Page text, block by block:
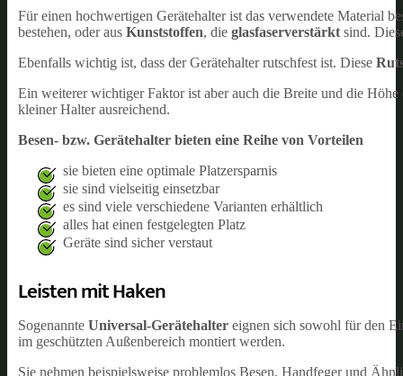
Für einen hochwertigen Gerätehalter ist das verwendete Material
bestehen, oder aus Kunststoffen, die glasfaserverstärkt sind.
Ebenfalls wichtig ist, dass der Gerätehalter rutschfest ist. Diese
Ein weiterer wichtiger Faktor ist aber auch die Breite und die
kleiner Halter ausreichend.
Besen- bzw. Gerätehalter bieten eine Reihe von Vorteilen
sie bieten eine optimale Platzersparnis
sie sind vielseitig einsetzbar
es sind viele verschiedene Varianten erhältlich
alles hat einen festgelegten Platz
Geräte sind sicher verstaut
Leisten mit Haken
Sogenannte Universal-Gerätehalter eignen sich sowohl für den
im geschützten Außenbereich montiert werden.
Sie nehmen beispielsweise problemlos Besen, Handfeger und